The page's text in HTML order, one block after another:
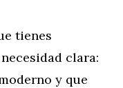
tienes
clara:
y que